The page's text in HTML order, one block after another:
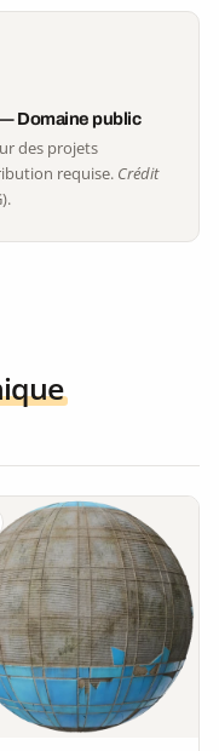
Domaine public
des projets
requise. Crédit